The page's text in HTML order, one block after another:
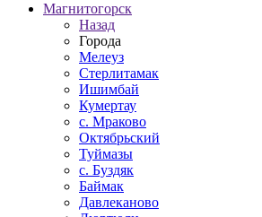
Магнитогорск
Назад
Города
Мелеуз
Стерлитамак
Ишимбай
Кумертау
c. Мраково
Октябрьский
Туймазы
c. Буздяк
Баймак
Давлеканово